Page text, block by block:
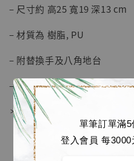
單筆訂單滿
登入會員 每
– 尺寸約 高25 寬19 深13 cm
– 材質為 樹脂, PU
– 附替換手及八角地台
– 人物與地台為磁吸設計
＊下一彈預告：走秀娜美